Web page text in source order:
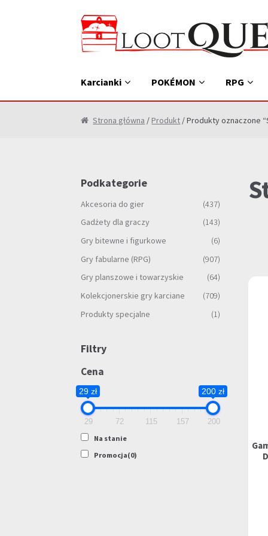
do
nawigacji
do
treści
Karcianki POKÉMON RPG
Strona główna / Produkt / Produkty oznaczone
Podkategorie
Akcesoria do gier
(437)
Gadżety dla graczy
(143)
Gry bitewne i figurkowe
(6)
Gry fabularne (RPG)
(907)
Gry planszowe i towarzyskie
(64)
Kolekcjonerskie gry karciane
(709)
Produkty specjalne
(1)
Filtry
Cena
29 zł 200 zł
29 72 115 157
200
Na stanie
Promocja(0)